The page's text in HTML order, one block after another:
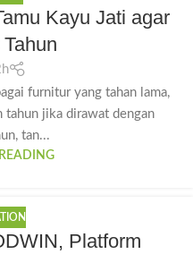
Kayu Jati agar
furnitur yang tahan lama,
tahun jika dirawat dengan
tan...
Platform